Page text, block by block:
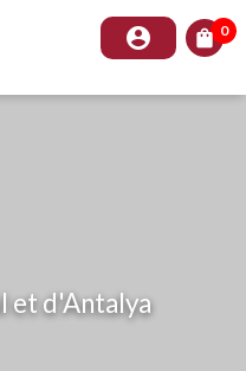
account_circle shopping_bag 0
et d'Antalya